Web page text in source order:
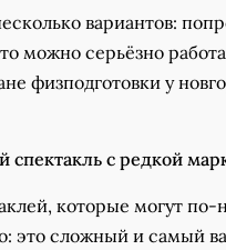
вариантов:
можно серьёзно
физподготовки у
с редкой
которые могут по-
это сложный и самый